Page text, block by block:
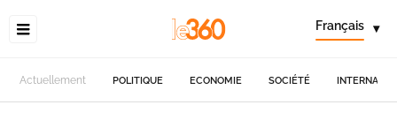
Français ▾
Actuellement POLITIQUE ECONOMIE SOCIÉTÉ